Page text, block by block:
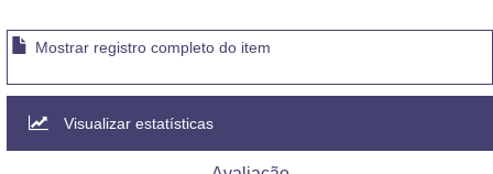
Mostrar registro completo do item
Visualizar estatísticas